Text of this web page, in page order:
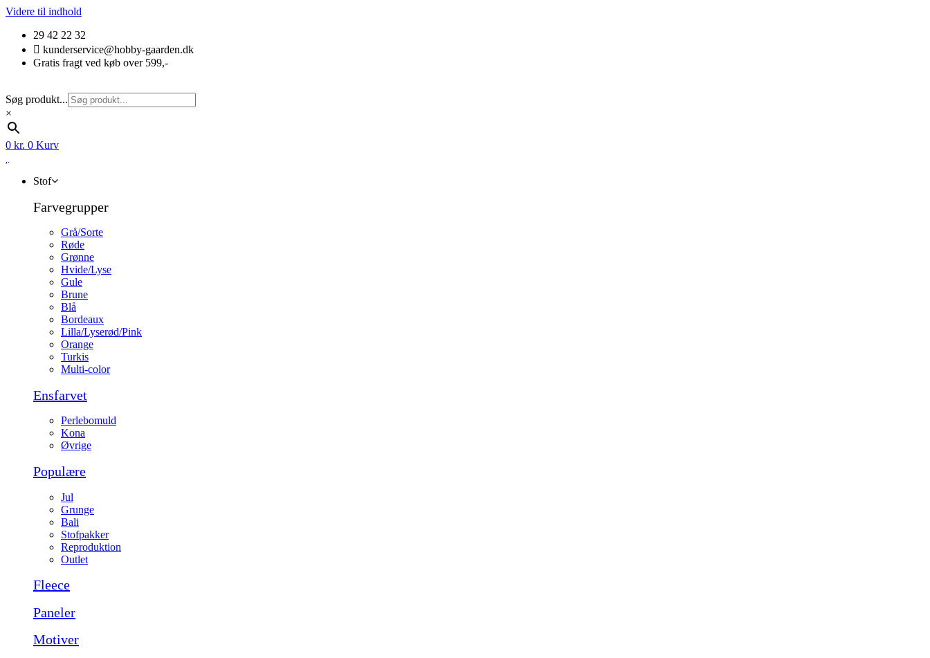
Videre til indhold
29 42 22 32
kunderservice@hobby-gaarden.dk
Gratis fragt ved køb over 599,-
Søg produkt...
×
0 kr. 0 Kurv
Stof
Farvegrupper
Grå/Sorte
Røde
Grønne
Hvide/Lyse
Gule
Brune
Blå
Bordeaux
Lilla/Lyserød/Pink
Orange
Turkis
Multi-color
Ensfarvet
Perlebomuld
Kona
Øvrige
Populære
Jul
Grunge
Bali
Stofpakker
Reproduktion
Outlet
Fleece
Paneler
Motiver